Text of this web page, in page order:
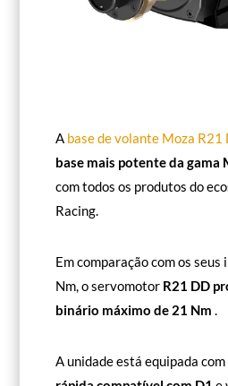
A base de volante Moza
base mais potente da gama
com todos os produtos do
Racing.
Em comparação com os seus
Nm, o servomotor R21 DD
binário máximo de 21 Nm.
A unidade está equipada com